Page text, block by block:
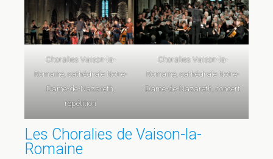
Choralies Vaison-la-
Romaine, cathédrale Notre-
Dame-de-Nazareth,
répétition
Choralies Vaison-la-
Romaine, cathédrale Notre-
Dame-de-Nazareth, concert
Les Choralies de Vaison-la-
Romaine